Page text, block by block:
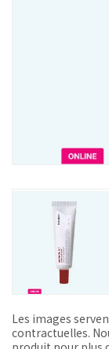
Les images
contractuelles.